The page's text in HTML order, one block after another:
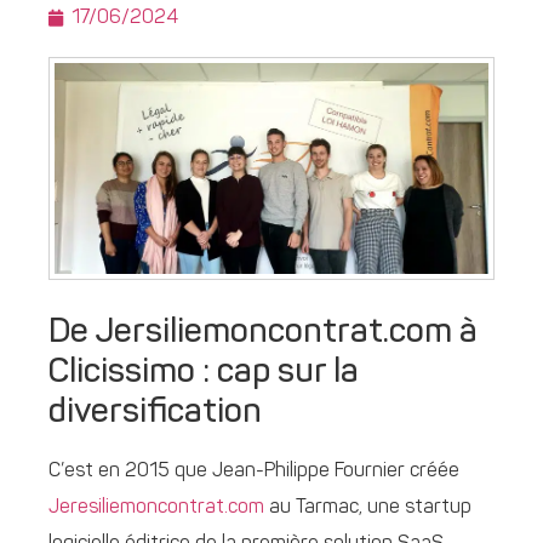
17/06/2024
De Jersiliemoncontrat.com à
Clicissimo : cap sur la
diversification
C’est en 2015 que Jean-Philippe Fournier créée
Jeresiliemoncontrat.com au Tarmac, une startup